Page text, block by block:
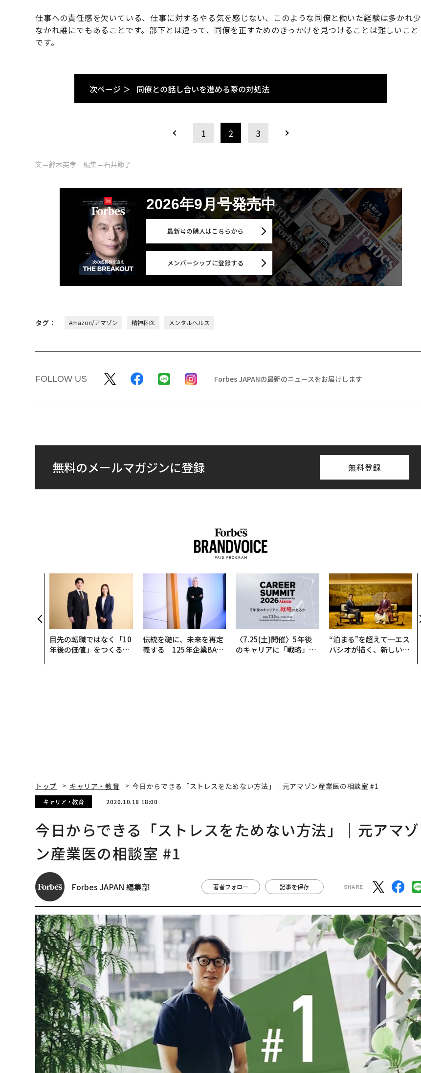
仕事への責任感を欠いている、仕事に対するやる気を感じない、このような同僚と働いた経験は多かれ少
なかれ誰にでもあることです。部下とは違って、同僚を正すためのきっかけを見つけることは難しいこと
です。
次ページ ＞ 同僚との話し合いを進める際の対処法
1 2 3
文＝鈴木英孝 編集＝石井節子
2026年9月号発売中
最新号の購入はこちらから
メンバーシップに登録する
タグ： Amazon/アマゾン 精神科医 メンタルヘルス
FOLLOW US Forbes JAPANの最新のニュースをお届けします
無料のメールマガジンに登録 無料登録
目先の転職ではなく「10
年後の価値」をつくる─
伝統を礎に、未来を再定
義する 125年企業BAT
〈7.25(土)開催〉5年後
のキャリアに「戦略」は
“泊まる”を超えて─エス
パシオが描く、新しい日
トップ キャリア・教育 今日からできる「ストレスをためない方法」｜元アマゾン産業医の相談室 #1
キャリア・教育 2020.10.18 18:00
今日からできる「ストレスをためない方法」｜元アマゾ
ン産業医の相談室 #1
Forbes JAPAN 編集部 著者フォロー 記事を保存